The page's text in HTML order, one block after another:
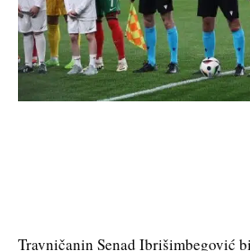
Travničanin Senad Ibrišimbegović